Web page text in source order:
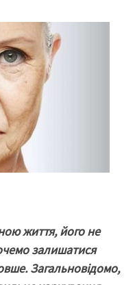
життя, його не
залишатися
Загальновідомо,